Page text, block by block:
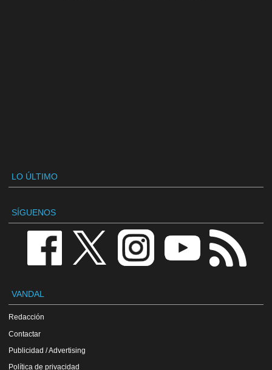
LO ÚLTIMO
SÍGUENOS
VANDAL
Redacción
Contactar
Publicidad / Advertising
Política de privacidad